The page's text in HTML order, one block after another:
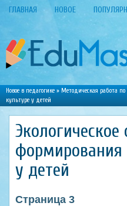
ГЛАВНАЯ НОВОЕ
Новое в педагогике » Методическая работа
культуре у детей
формирования
у детей
Страница 3